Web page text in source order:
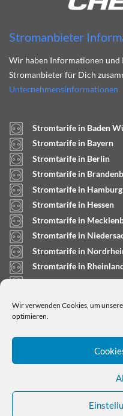
Wir verwenden Cookies, um
optimieren.
Stromanbieter
Wir haben Informationen
Stromanbieter für Dich
Unternehmensinformationen
Stromtarife in Baden
Stromtarife in Bayern
Stromtarife in Berlin
Stromtarife in
Stromtarife in Hamburg
Stromtarife in Hessen
Stromtarife in
Stromtarife in
Stromtarife in
Stromtarife in
Stromtarife in Saarland
Stromtarife in
Copyright © 2024